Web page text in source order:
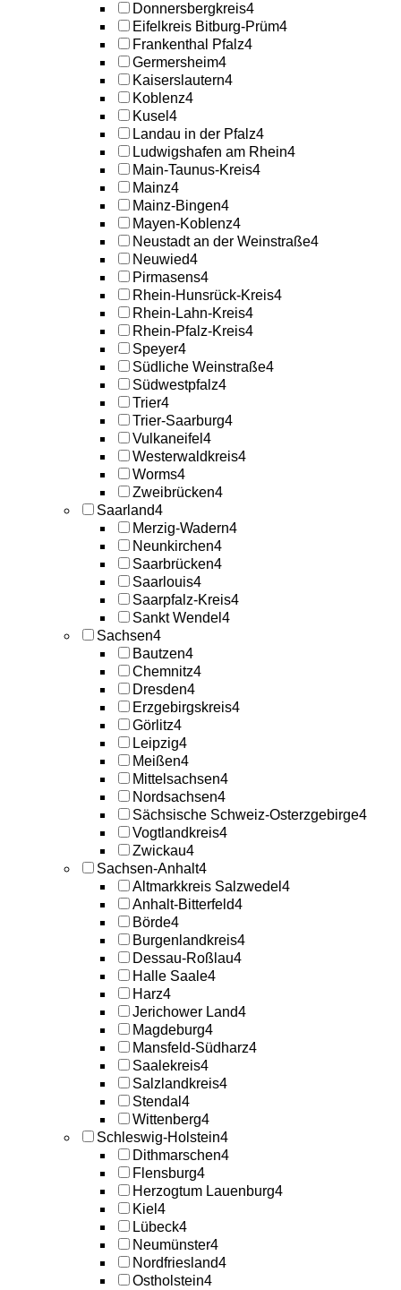
Donnersbergkreis4
Eifelkreis Bitburg-Prüm4
Frankenthal Pfalz4
Germersheim4
Kaiserslautern4
Koblenz4
Kusel 4
Landau in der Pfalz4
Ludwigshafen am Rhein4
Main-Taunus-Kreis4
Mainz4
Mainz-Bingen4
Mayen-Koblenz4
Neustadt an der Weinstraße4
Neuwied4
Pirmasens4
Rhein-Hunsrück-Kreis4
Rhein-Lahn-Kreis4
Rhein-Pfalz-Kreis4
Speyer4
Südliche Weinstraße4
Südwestpfalz4
Trier4
Trier-Saarburg4
Vulkaneifel 4
Westerwaldkreis4
Worms4
Zweibrücken4
Saarland4
Merzig-Wadern4
Neunkirchen4
Saarbrücken4
Saarlouis4
Saarpfalz-Kreis4
Sankt Wendel 4
Sachsen4
Bautzen4
Chemnitz4
Dresden4
Erzgebirgskreis4
Görlitz4
Leipzig4
Meißen4
Mittelsachsen4
Nordsachsen4
Sächsische Schweiz-Osterzgebirge4
Vogtlandkreis4
Zwickau4
Sachsen-Anhalt4
Altmarkkreis Salzwedel 4
Anhalt-Bitterfeld4
Börde4
Burgenlandkreis4
Dessau-Roßlau4
Halle Saale4
Harz4
Jerichower Land4
Magdeburg4
Mansfeld-Südharz4
Saalekreis4
Salzlandkreis4
Stendal 4
Wittenberg4
Schleswig-Holstein4
Dithmarschen4
Flensburg4
Herzogtum Lauenburg4
Kiel 4
Lübeck4
Neumünster4
Nordfriesland4
Ostholstein4